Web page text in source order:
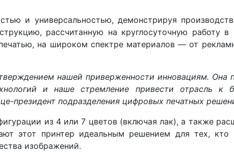
и универсальностью, демонстрируя
рассчитанную на круглосуточную работу в
на широком спектре материалов — от
нашей приверженности инновациям. Она
и наше стремление привести отрасль к
президент подразделения цифровых печатных
из 4 или 7 цветов (включая лак), а также
этот принтер идеальным решением для тех, кто
изображений.